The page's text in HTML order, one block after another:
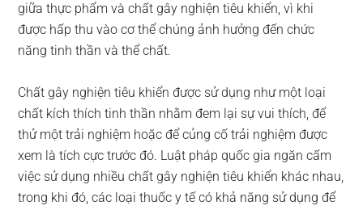
giữa thực phẩm và chất gây nghiện tiêu khiển, vì khi
được hấp thu vào cơ thể chúng ảnh hưởng đến chức
năng tinh thần và thể chất.
Chất gây nghiện tiêu khiển được sử dụng như một loại
chất kích thích tinh thần nhằm đem lại sự vui thích, để
thử một trải nghiệm hoặc để củng cố trải nghiệm được
xem là tích cực trước đó. Luật pháp quốc gia ngăn cấm
việc sử dụng nhiều chất gây nghiện tiêu khiển khác nhau,
trong khi đó, các loại thuốc y tế có khả năng sử dụng để